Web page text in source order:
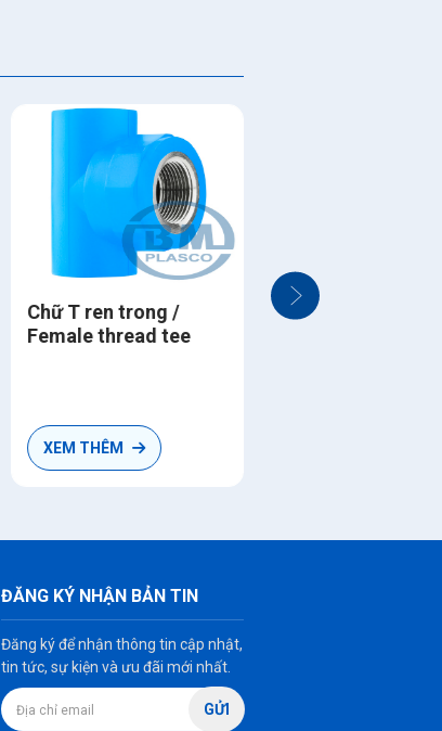
Chữ T ren trong /
Female thread tee
XEM THÊM
Bộ khớp nối sống
ĐĂNG KÝ NHẬN BẢN TIN
Đăng ký để nhận thông tin cập nhật,
tin tức, sự kiện và ưu đãi mới nhất.
GỬI